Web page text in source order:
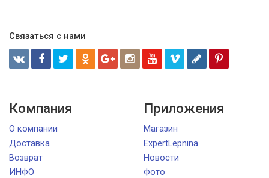
Связаться с нами
Компания
О компании
Доставка
Возврат
ИНФО
Приложения
Магазин
ExpertLepnina
Новости
Фото